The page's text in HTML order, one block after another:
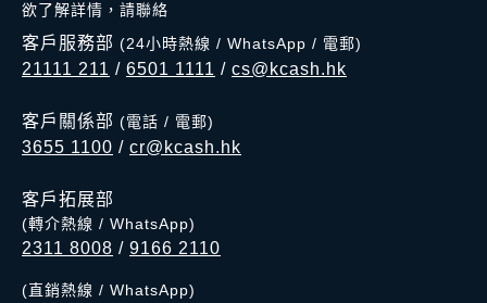
欲了解詳情，請聯絡
客戶服務部 (24小時熱線 / WhatsApp / 電郵)
21111 211 / 6501 1111 / cs@kcash.hk
客戶關係部 (電話 / 電郵)
3655 1100 / cr@kcash.hk
客戶拓展部
(轉介熱線 / WhatsApp)
2311 8008 / 9166 2110
(直銷熱線 / WhatsApp)